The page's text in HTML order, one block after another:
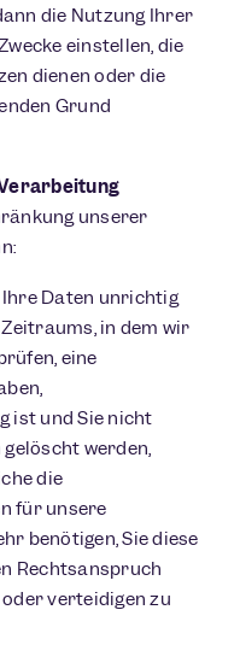
die Nutzung Ihrer
einstellen, die
dienen oder die
Grund
unserer
Daten unrichtig
in dem wir
eine
ist und Sie nicht
werden,
die
für unsere
benötigen, Sie diese
Rechtsanspruch
verteidigen zu